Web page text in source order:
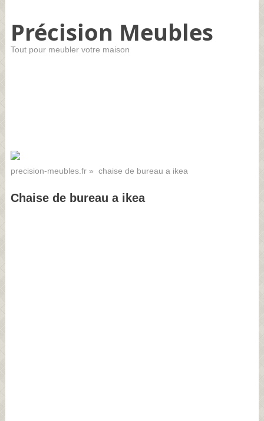
Précision Meubles
Tout pour meubler votre maison
precision-meubles.fr» chaise de bureau a ikea
Chaise de bureau a ikea